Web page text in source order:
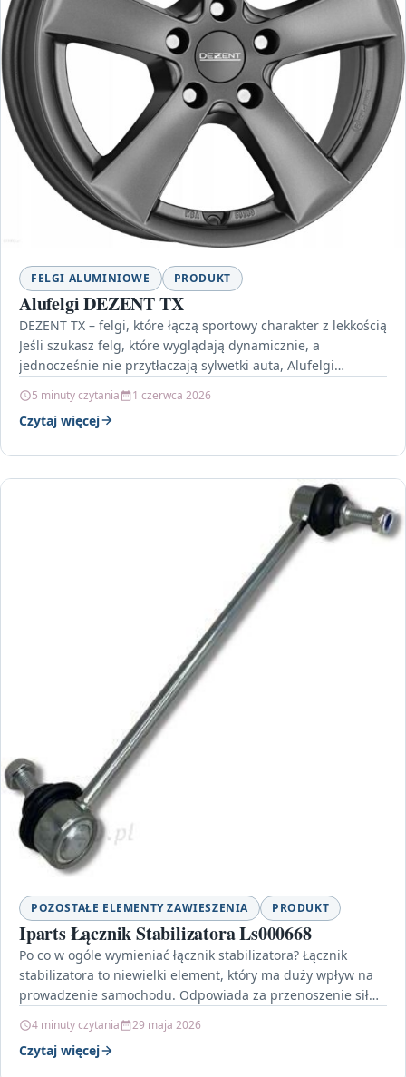
FELGI ALUMINIOWE PRODUKT
Alufelgi DEZENT TX
DEZENT TX – felgi, które łączą sportowy charakter z lekkością
Jeśli szukasz felg, które wyglądają dynamicznie, a
jednocześnie nie przytłaczają sylwetki auta, Alufelgi
5 minuty czytania 1 czerwca 2026
Czytaj więcej
POZOSTAŁE ELEMENTY ZAWIESZENIA PRODUKT
Iparts Łącznik Stabilizatora Ls000668
Po co w ogóle wymieniać łącznik stabilizatora? Łącznik
stabilizatora to niewielki element, który ma duży wpływ na
prowadzenie samochodu. Odpowiada za przenoszenie sił
4 minuty czytania 29 maja 2026
Czytaj więcej